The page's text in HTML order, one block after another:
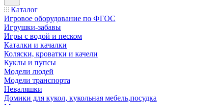
Каталог
Игровое оборудование по ФГОС
Игрушки-забавы
Игры с водой и песком
Каталки и качалки
Коляски, кроватки и качели
Куклы и пупсы
Модели людей
Модели транспорта
Неваляшки
Домики для кукол, кукольная мебель,посудка